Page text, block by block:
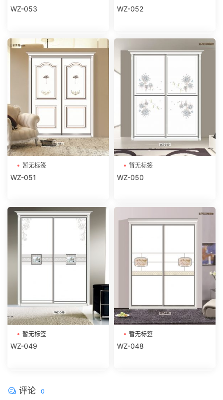
WZ-053 WZ-052
暂无标签
WZ-051
暂无标签
WZ-050
暂无标签
WZ-049
暂无标签
WZ-048
评论 0